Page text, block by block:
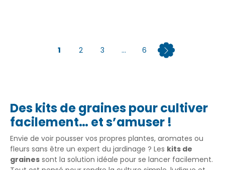
1 2 3 ... 6
Des kits de graines pour cultiver
facilement… et s’amuser !
Envie de voir pousser vos propres plantes, aromates ou
fleurs sans être un expert du jardinage ? Les kits de
graines sont la solution idéale pour se lancer facilement.